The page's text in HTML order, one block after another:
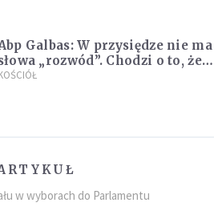
Galbas: W przysiędze nie ma
„rozwód”. Chodzi o to, że
nie opuszczę”
w wyborach do Parlamentu